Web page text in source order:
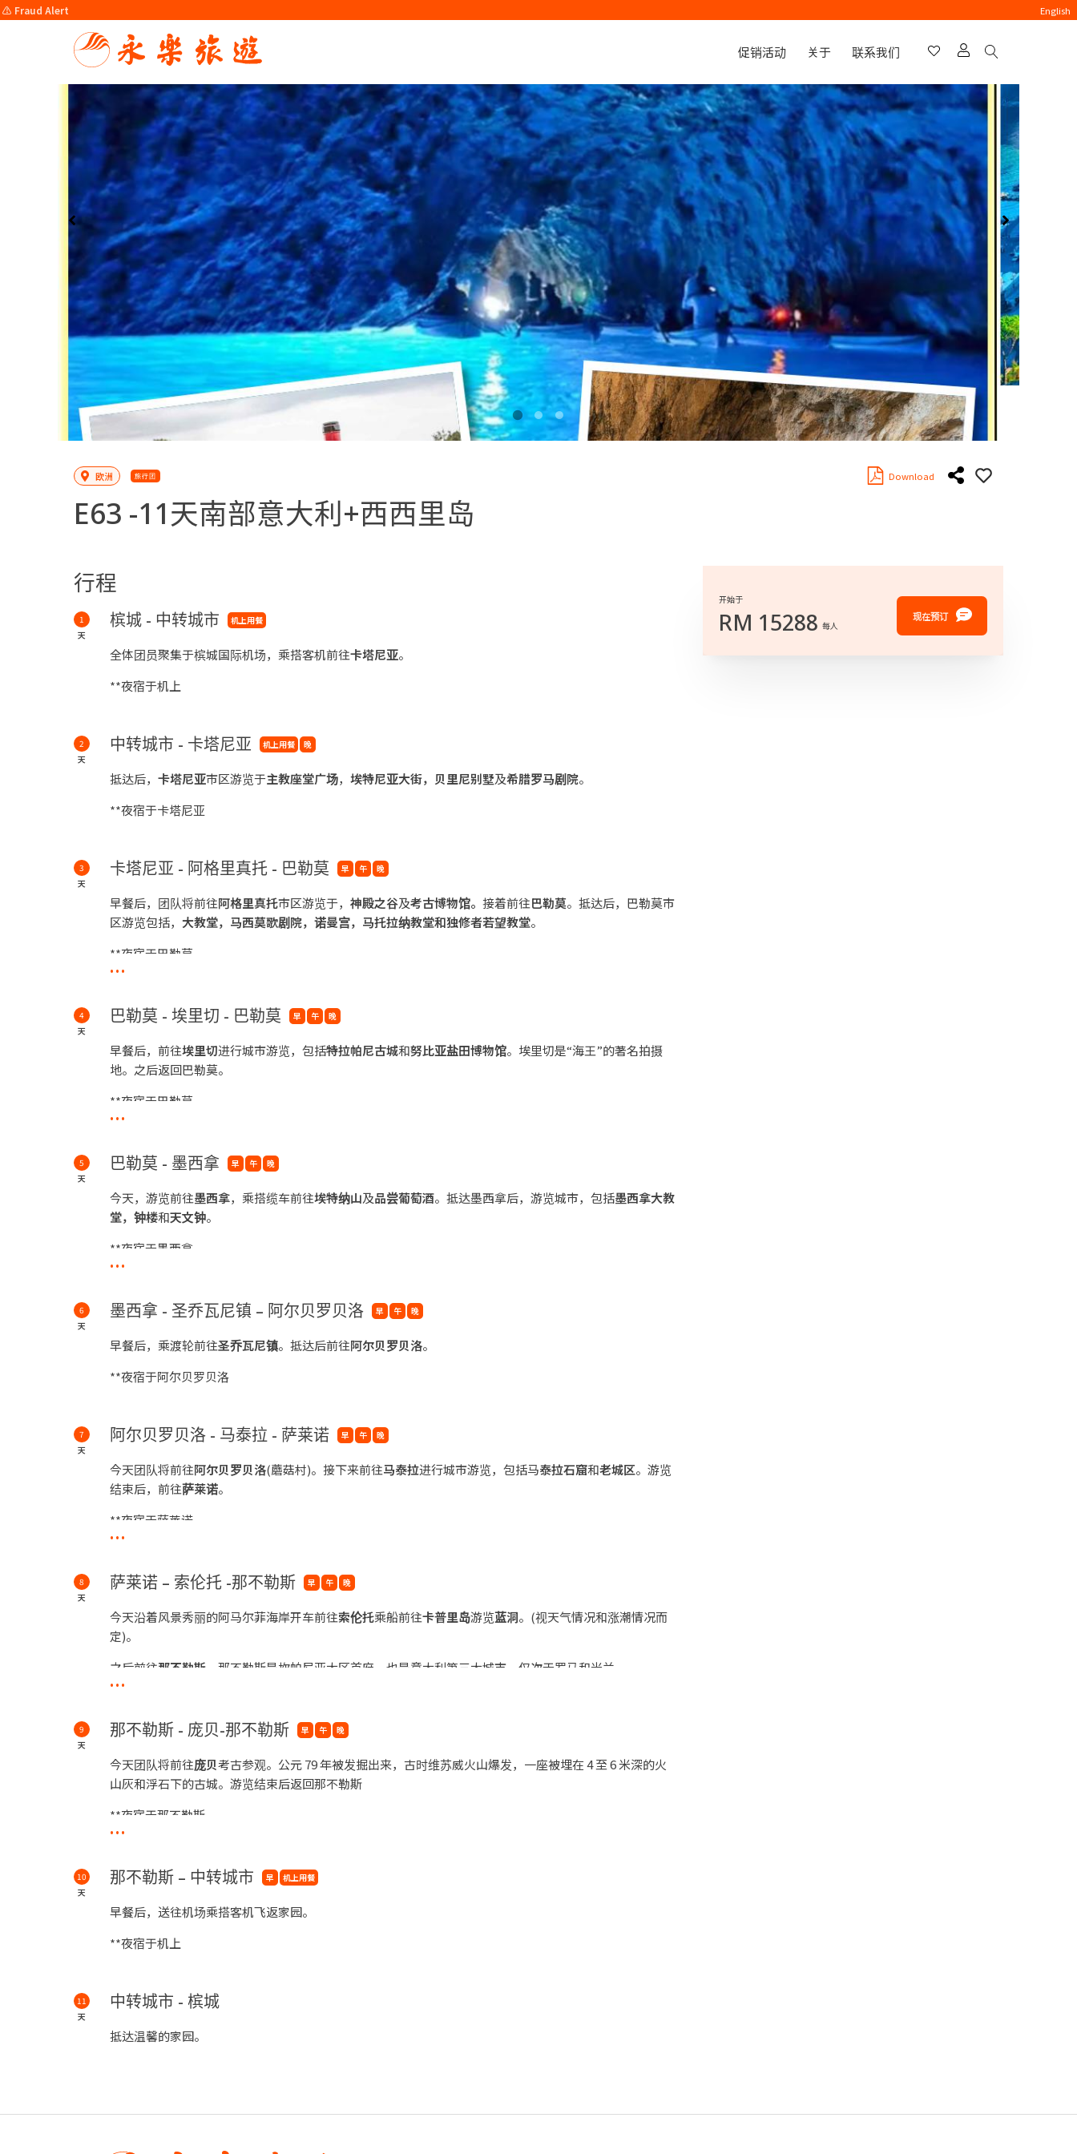
⚠️ Fraud Alert English
促销活动 关于 联系我们
欧洲 旅行团 Download
E63 -11天南部意大利+西西里岛
行程
1
天
槟城 - 中转城市 机上用餐
全体团员聚集于槟城国际机场，乘搭客机前往卡塔尼亚。
**夜宿于机上
2
天
中转城市 - 卡塔尼亚 机上用餐 晚
抵达后， 卡塔尼亚市区游览于主教座堂广场， 埃特尼亚大街，贝里尼别墅及希腊罗马剧院。
**夜宿于卡塔尼亚
3
天
卡塔尼亚 - 阿格里真托 - 巴勒莫 早 午 晚
早餐后，团队将前往阿格里真托市区游览于， 神殿之谷及考古博物馆。 接着前往巴勒莫。抵达后，巴勒莫市
区游览包括， 大教堂，马西莫歌剧院，诺曼宫，马托拉纳教堂和独修者若望教堂。
**夜宿于巴勒莫
...
4
天
巴勒莫 - 埃里切 - 巴勒莫 早 午 晚
早餐后，前往埃里切进行城市游览，包括特拉帕尼古城和努比亚盐田博物馆。埃里切是“海王”的著名拍摄
地。之后返回巴勒莫。
**夜宿于巴勒莫
...
5
天
巴勒莫 - 墨西拿 早 午 晚
今天，游览前往墨西拿，乘搭缆车前往埃特纳山及品尝葡萄酒。抵达墨西拿后，游览城市，包括墨西拿大教
堂，钟楼和天文钟。
**夜宿于墨西拿
...
6
天
墨西拿 - 圣乔瓦尼镇 – 阿尔贝罗贝洛 早 午 晚
早餐后，乘渡轮前往圣乔瓦尼镇。抵达后前往阿尔贝罗贝洛。
**夜宿于阿尔贝罗贝洛
7
天
阿尔贝罗贝洛 - 马泰拉 - 萨莱诺 早 午 晚
今天团队将前往阿尔贝罗贝洛(蘑菇村)。接下来前往马泰拉进行城市游览，包括马泰拉石窟和老城区。游览
结束后，前往萨莱诺。
**夜宿于萨莱诺
...
8
天
萨莱诺 – 索伦托 -那不勒斯 早 午 晚
今天沿着风景秀丽的阿马尔菲海岸开车前往索伦托乘船前往卡普里岛游览蓝洞。(视天气情况和涨潮情况而
定)。
之后前往那不勒斯 。那不勒斯是坎帕尼亚大区首府，也是意大利第三大城市，仅次于罗马和米兰。
...
9
天
那不勒斯 - 庞贝-那不勒斯 早 午 晚
今天团队将前往庞贝考古参观。公元 79 年被发掘出来，古时维苏威火山爆发，一座被埋在 4 至 6 米深的火
山灰和浮石下的古城。游览结束后返回那不勒斯
**夜宿于那不勒斯
...
10
天
那不勒斯 – 中转城市 早 机上用餐
早餐后，送往机场乘搭客机飞返家园。
**夜宿于机上
11
天
中转城市 - 槟城
抵达温馨的家园。
开始于
RM 15288 每人
现在预订